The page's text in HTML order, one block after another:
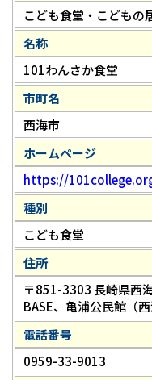
こども食堂・こどもの
名称
101わんさか食堂
市町名
西海市
ホームページ
https://
種別
こども食堂
住所
〒851-3303 長崎県西
BASE、亀浦公民館（
電話番号
0959-33-9013